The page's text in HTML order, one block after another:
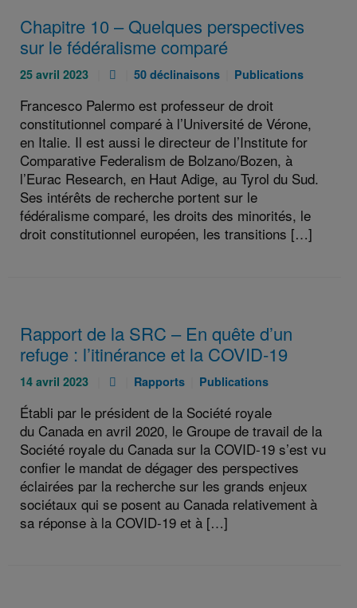
Chapitre 10 – Quelques perspectives
sur le fédéralisme comparé
Publié
:
25 avril 2023
Pièce
:
Catégories
50 déclinaisons
Catégories
Publications
Francesco Palermo est professeur de droit
constitutionnel comparé à l’Université de Vérone,
en Italie. Il est aussi le directeur de l’Institute for
Comparative Federalism de Bolzano/Bozen, à
l’Eurac Research, en Haut Adige, au Tyrol du Sud.
Ses intérêts de recherche portent sur le
fédéralisme comparé, les droits des minorités, le
droit constitutionnel européen, les transitions […]
Rapport de la SRC – En quête d’un
refuge : l’itinérance et la COVID‑19
Publié
:
14 avril 2023
Pièce
:
Catégories
Rapports
Catégories
Publications
Établi par le président de la Société royale
du Canada en avril 2020, le Groupe de travail de la
Société royale du Canada sur la COVID-19 s’est vu
confier le mandat de dégager des perspectives
éclairées par la recherche sur les grands enjeux
sociétaux qui se posent au Canada relativement à
sa réponse à la COVID-19 et à […]